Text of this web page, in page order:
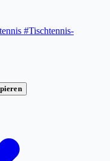
#Tischtennis-